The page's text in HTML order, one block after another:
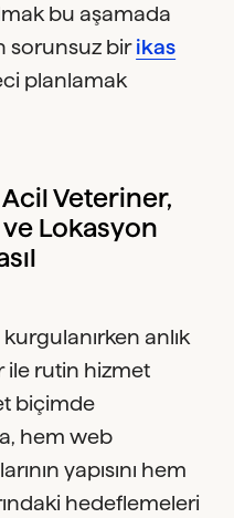
bu aşamada
sorunsuz bir ikas
planlamak
Veteriner,
ve Lokasyon
anlık
ile rutin hizmet
biçimde
hem web
yapısını hem
hedeflemeleri